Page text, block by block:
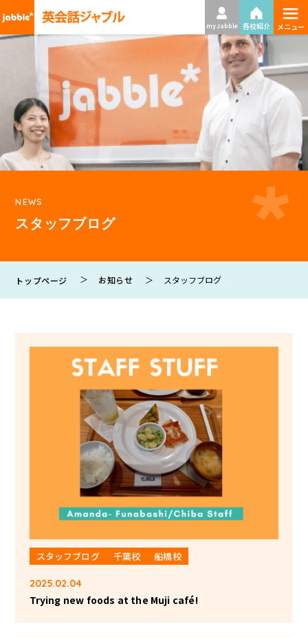
my Jabble 各校紹介 ≡
メニュー
NEWS
スタッフブログ
トップページ お知らせ スタッフブログ
スタッフブログ 千葉校 船橋校
2025.02.04
Trying new foods at the Muji café!